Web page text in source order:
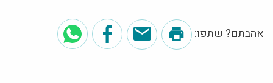
אהבתם? שתפו: